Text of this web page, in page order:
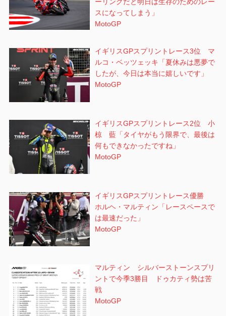
スになってしまう」
MotoGP
イギリスGPスプリントレース3位 マ
ルコ・ベッツェッキ「夏休みは悪夢で
したが、今日は本当に嬉しいです」
MotoGP
イギリスGPスプリントレース2位 小
椋 藍「タイヤがもう限界で、最後は
何もできなかったですね」
MotoGP
イギリスGPスプリントレース優勝
ホルヘ・マルティン「レースペースで
は最速だった」
MotoGP
マルティン シルバーストーンスプリ
ントで今季3勝目 ドゥカティ勢は苦
戦
MotoGP